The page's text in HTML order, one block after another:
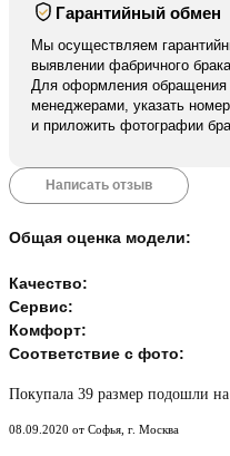
Гарантийный обмен
Мы осуществляем
выявлении фабричного
Для оформления обращения
менеджерами, указать номер
и приложить фотографии
Написать отзыв
Общая оценка модели:
Качество:
Сервис:
Комфорт:
Соответствие с фото:
Покупала 39 размер подошли
08.09.2020 от Софья, г. Москва